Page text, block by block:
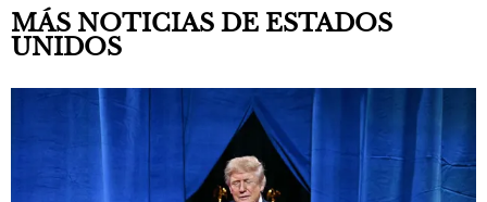
MÁS NOTICIAS DE ESTADOS
UNIDOS